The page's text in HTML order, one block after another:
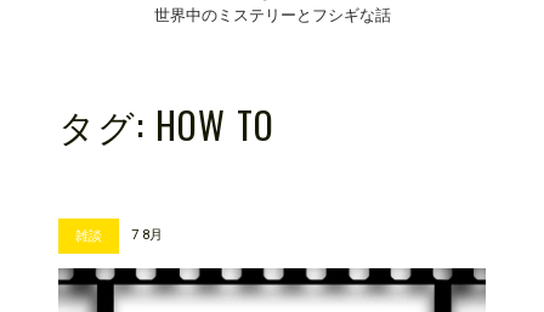
世界中のミステリーとフシギな話
タグ: HOW TO
雑談 7 8月